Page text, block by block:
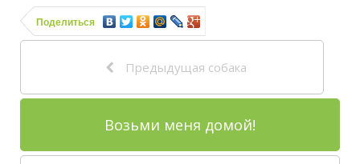
Поделиться
Предыдущая собака
Возьми меня домой!